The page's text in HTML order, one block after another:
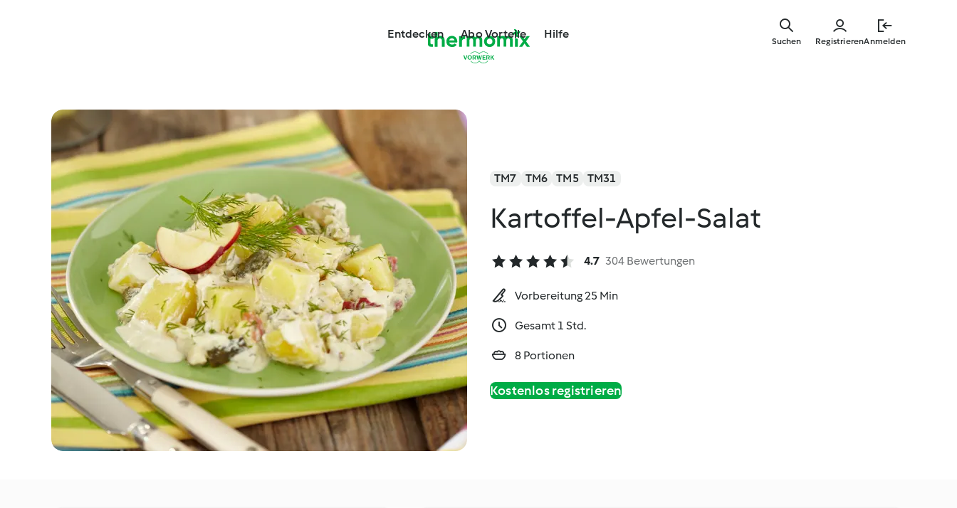
springen
Entdecken Abo Vorteile Hilfe
RegistrierenAnmelden
Suchen
TM7 TM6 TM5 TM31
Kartoffel-Apfel-Salat
4.7 304 Bewertungen
Vorbereitung 25 Min
Gesamt 1 Std.
8 Portionen
Kostenlos registrieren